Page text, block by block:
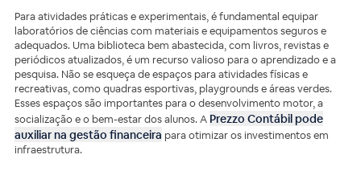
Para atividades práticas e experimentais, é fundamental equipar
laboratórios de ciências com materiais e equipamentos seguros e
adequados. Uma biblioteca bem abastecida, com livros, revistas e
periódicos atualizados, é um recurso valioso para o aprendizado e a
pesquisa. Não se esqueça de espaços para atividades físicas e
recreativas, como quadras esportivas, playgrounds e áreas verdes.
Esses espaços são importantes para o desenvolvimento motor, a
socialização e o bem-estar dos alunos. A Prezzo Contábil pode
auxiliar na gestão financeira para otimizar os investimentos em
infraestrutura.